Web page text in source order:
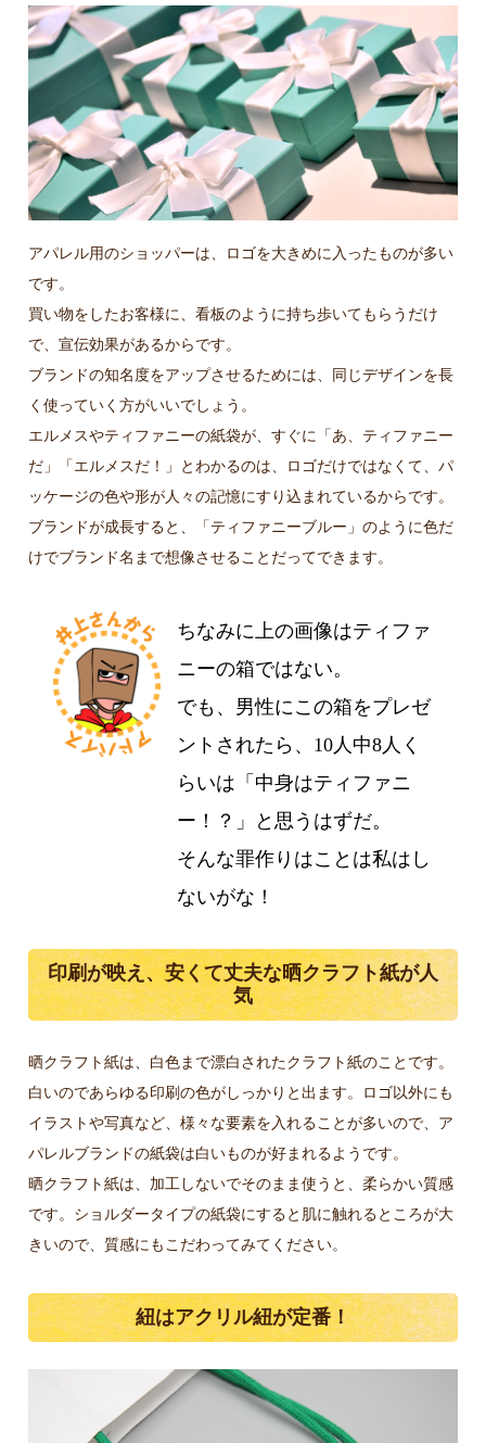
アパレル用のショッパーは、ロゴを大きめに入ったものが多い
です。
買い物をしたお客様に、看板のように持ち歩いてもらうだけ
で、宣伝効果があるからです。
ブランドの知名度をアップさせるためには、同じデザインを長
く使っていく方がいいでしょう。
エルメスやティファニーの紙袋が、すぐに「あ、ティファニー
だ」「エルメスだ！」とわかるのは、ロゴだけではなくて、パ
ッケージの色や形が人々の記憶にすり込まれているからです。
ブランドが成長すると、「ティファニーブルー」のように色だ
けでブランド名まで想像させることだってできます。
ちなみに上の画像はティファ
ニーの箱ではない。
でも、男性にこの箱をプレゼ
ントされたら、10人中8人く
らいは「中身はティファニ
ー！？」と思うはずだ。
そんな罪作りはことは私はし
ないがな！
印刷が映え、安くて丈夫な晒クラフト紙が人
気
晒クラフト紙は、白色まで漂白されたクラフト紙のことです。
白いのであらゆる印刷の色がしっかりと出ます。ロゴ以外にも
イラストや写真など、様々な要素を入れることが多いので、ア
パレルブランドの紙袋は白いものが好まれるようです。
晒クラフト紙は、加工しないでそのまま使うと、柔らかい質感
です。ショルダータイプの紙袋にすると肌に触れるところが大
きいので、質感にもこだわってみてください。
紐はアクリル紐が定番！